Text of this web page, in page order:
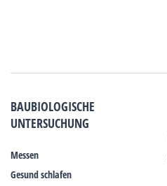
BAUBIOLOGISCHE
UNTERSUCHUNG
Messen
Gesund schlafen